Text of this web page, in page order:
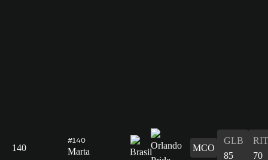
140
#140
Marta MCO
GLB
85
RIT
70